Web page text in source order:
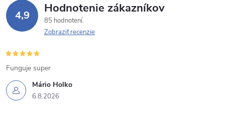
v
k
y
v
ý
4,9 Hodnotenie zákazníkov
85 hodnotení
Zobraziť recenzie
Mário Holko
6.8.2026
Funguje super